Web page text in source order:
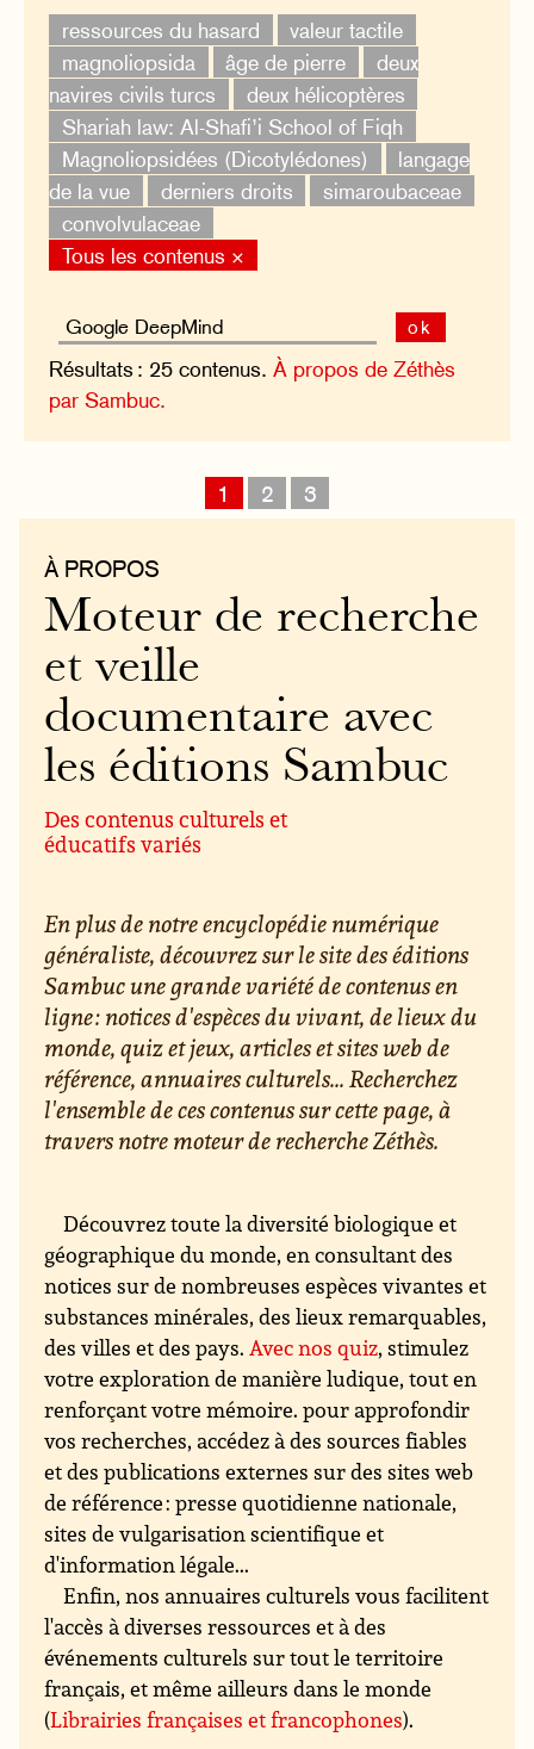
ressources du hasard
valeur tactile
magnoliopsida
âge de pierre
deux
navires civils turcs
deux hélicoptères
Shariah law: Al-Shafi’i School of Fiqh
Magnoliopsidées (Dicotylédones)
langage
de la vue
derniers droits
simaroubaceae
convolvulaceae
Tous les contenus ×
ok
Résultats : 25 contenus.À propos de Zéthès
par Sambuc.
1 2 3
À PROPOS
Moteur de recherche
et veille
documentaire avec
les éditions Sambuc
Des contenus culturels et
éducatifs variés
En plus de notre encyclopédie numérique
généraliste, découvrez sur le site des éditions
Sambuc une grande variété de contenus en
ligne : notices d'espèces du vivant, de lieux du
monde, quiz et jeux, articles et sites web de
référence, annuaires culturels... Recherchez
l'ensemble de ces contenus sur cette page, à
travers notre moteur de recherche Zéthès.
Découvrez toute la diversité biologique et
géographique du monde, en consultant des
notices sur de nombreuses espèces vivantes et
substances minérales, des lieux remarquables,
des villes et des pays. Avec nos quiz, stimulez
votre exploration de manière ludique, tout en
renforçant votre mémoire. pour approfondir
vos recherches, accédez à des sources fiables
et des publications externes sur des sites web
de référence : presse quotidienne nationale,
sites de vulgarisation scientifique et
d'information légale...
Enfin, nos annuaires culturels vous facilitent
l'accès à diverses ressources et à des
événements culturels sur tout le territoire
français, et même ailleurs dans le monde
(Librairies françaises et francophones).